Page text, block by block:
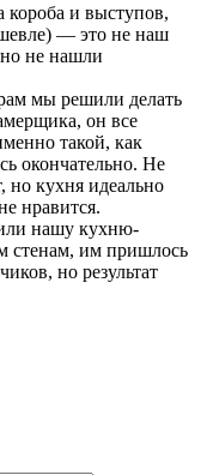
короба и выступов,
— это не наш
не нашли
мы решили делать
он все
такой, как
окончательно. Не
но кухня идеально
нравится.
нашу кухню-
стенам, им пришлось
но результат